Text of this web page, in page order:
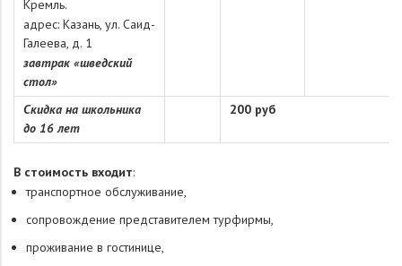
Кремль.
адрес: Казань, ул. Саид-
Галеева, д. 1
завтрак «шведский
стол»
Скидка на школьника
до 16 лет
200 руб
В стоимость входит:
транспортное обслуживание,
сопровождение представителем турфирмы,
проживание в гостинице,